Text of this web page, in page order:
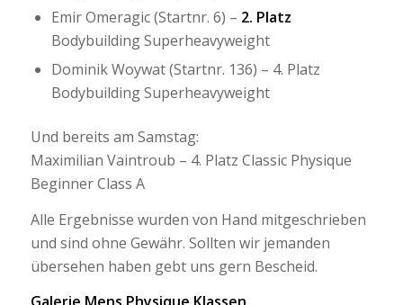
Emir Omeragic (Startnr. 6) – 2. Platz
Bodybuilding Superheavyweight
Dominik Woywat (Startnr. 136) – 4. Platz
Bodybuilding Superheavyweight
Und bereits am Samstag:
Maximilian Vaintroub – 4. Platz Classic Physique
Beginner Class A
Alle Ergebnisse wurden von Hand mitgeschrieben
und sind ohne Gewähr. Sollten wir jemanden
übersehen haben gebt uns gern Bescheid.